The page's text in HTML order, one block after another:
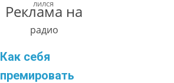
лился
Реклама на
радио
Как себя
премировать